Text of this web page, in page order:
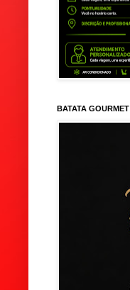
BATATA GOURMET